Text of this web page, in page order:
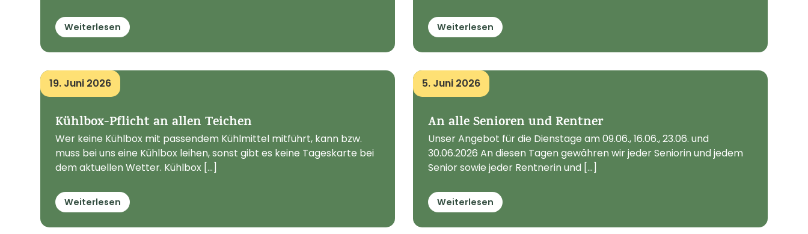
Weiterlesen Weiterlesen
19. Juni 2026
Kühlbox-Pflicht an allen Teichen
Wer keine Kühlbox mit passendem Kühlmittel mitführt, kann bzw.
muss bei uns eine Kühlbox leihen, sonst gibt es keine Tageskarte bei
dem aktuellen Wetter. Kühlbox [...]
Weiterlesen
5. Juni 2026
An alle Senioren und Rentner
Unser Angebot für die Dienstage am 09.06., 16.06., 23.06. und
30.06.2026 An diesen Tagen gewähren wir jeder Seniorin und jedem
Senior sowie jeder Rentnerin und [...]
Weiterlesen